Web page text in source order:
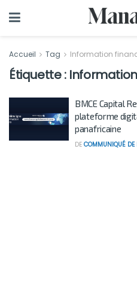
Accueil Tag Information
Étiquette :
BMCE Capital
plateforme
panafricaine
DE COMMUNIQUÉ DE